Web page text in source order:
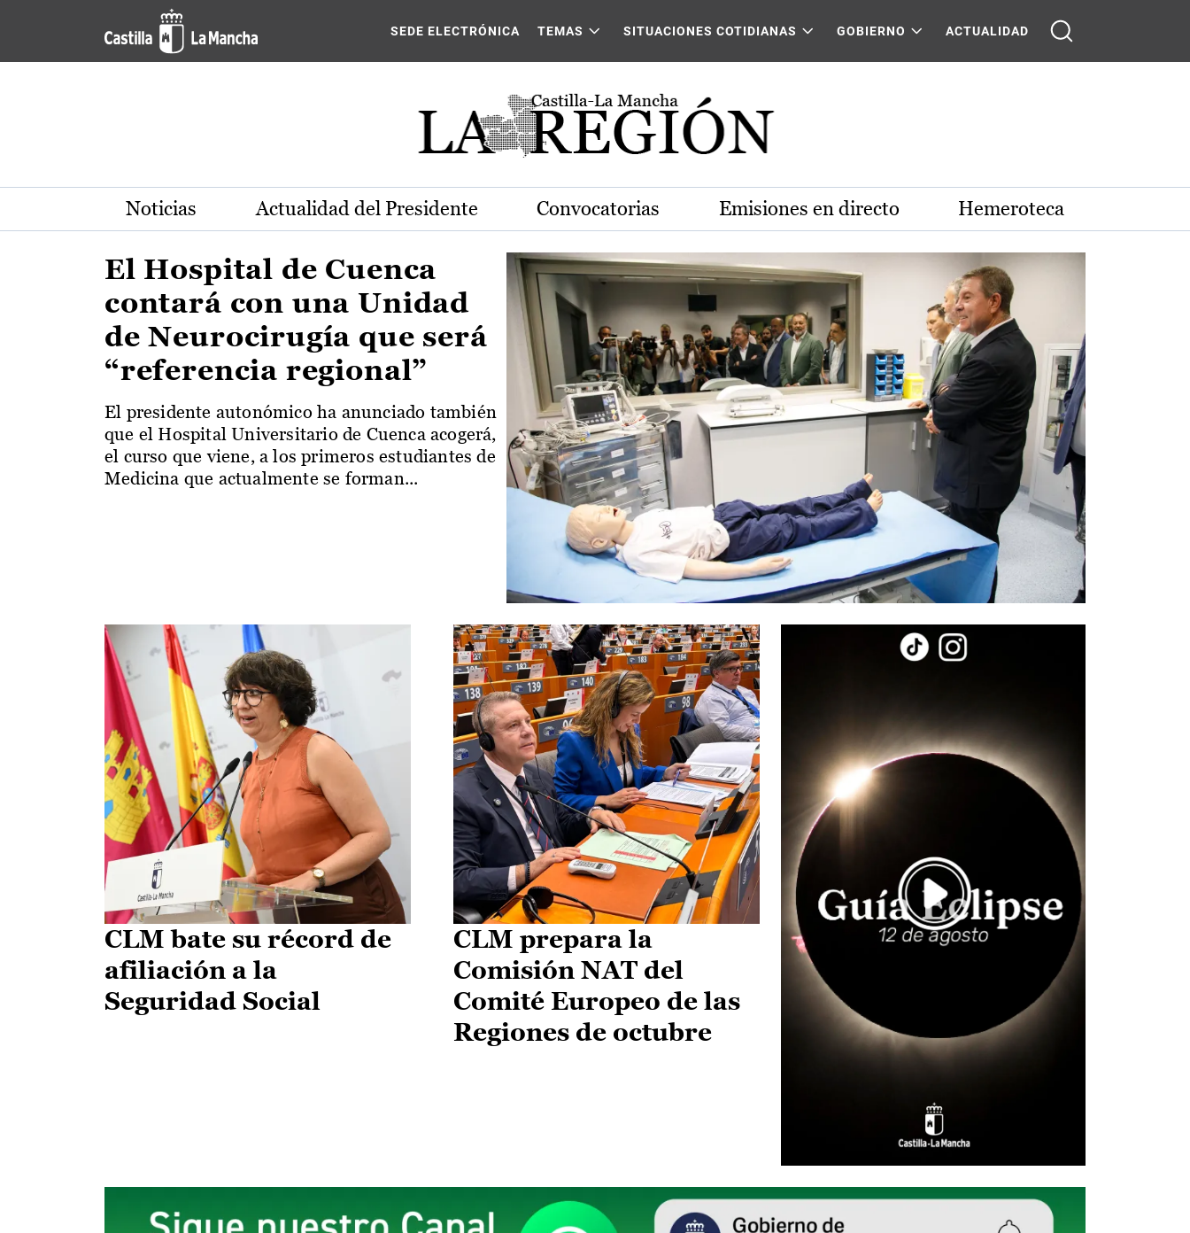
Pasar al contenido principal
Actualidad de la región de Castilla-La Mancha
SEDE ELECTRÓNICA TEMAS SITUACIONES COTIDIANAS GOBIERNO ACTUALIDAD
Noticias Actualidad del Presidente Convocatorias Emisiones en directo Hemeroteca
El Hospital de Cuenca
contará con una Unidad
de Neurocirugía que será
“referencia regional”
El presidente autonómico ha anunciado también
que el Hospital Universitario de Cuenca acogerá,
el curso que viene, a los primeros estudiantes de
Medicina que actualmente se forman...
CLM bate su récord de
afiliación a la
Seguridad Social
CLM prepara la
Comisión NAT del
Comité Europeo de las
Regiones de octubre